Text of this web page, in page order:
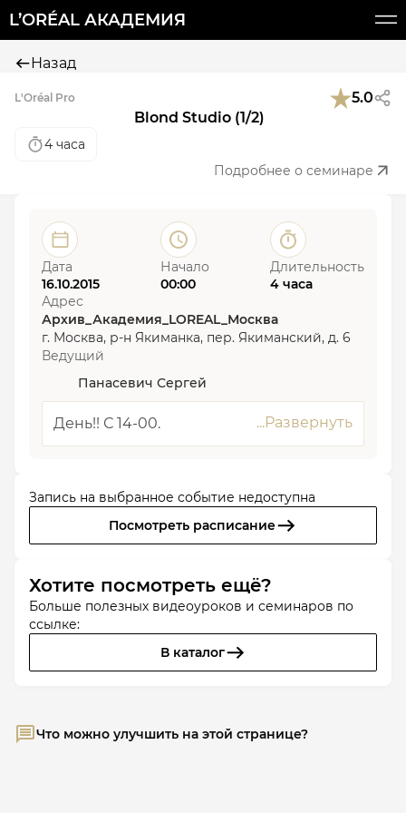
L’ORÉAL АКАДЕМИЯ
Назад
L'Oréal Pro
5.0
Blond Studio (1/2)
4 часа
Подробнее о семинаре
Дата
16.10.2015
Начало
00:00
Длительность
4 часа
Адрес
Архив_Академия_LOREAL_Москва
г. Москва, р-н Якиманка, пер. Якиманский, д. 6
Ведущий
Панасевич Сергей
День!! С 14-00.
Запись на выбранное событие недоступна
Посмотреть расписание
Хотите посмотреть ещё?
Больше полезных видеоуроков и семинаров по
ссылке:
В каталог
Что можно улучшить на этой странице?